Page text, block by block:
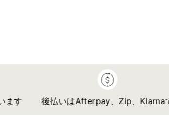
後払いはAfterpay、Zip、Klarnaで